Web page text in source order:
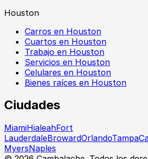
Houston
Carros en Houston
Cuartos en Houston
Trabajo en Houston
Servicios en Houston
Celulares en Houston
Bienes raíces en Houston
Ciudades
MiamiHialeahFort
LauderdaleBrowardOrlandoTampa
MyersNaples